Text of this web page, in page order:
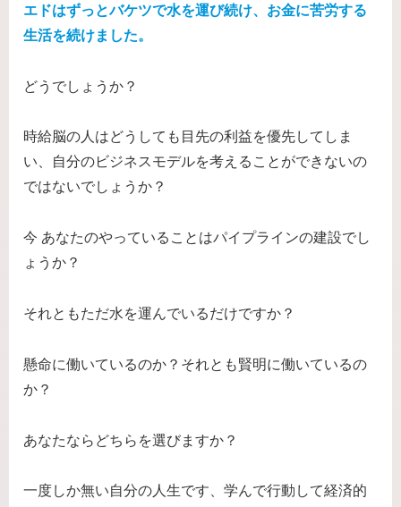
エドはずっとバケツで水を運び続け、お金に苦労する
生活を続けました。
どうでしょうか？
時給脳の人はどうしても目先の利益を優先してしま
い、自分のビジネスモデルを考えることができないの
ではないでしょうか？
今 あなたのやっていることはパイプラインの建設でし
ょうか？
それともただ水を運んでいるだけですか？
懸命に働いているのか？それとも賢明に働いているの
か？
あなたならどちらを選びますか？
一度しか無い自分の人生です、学んで行動して経済的